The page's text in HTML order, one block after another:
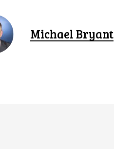
Michael Bryant